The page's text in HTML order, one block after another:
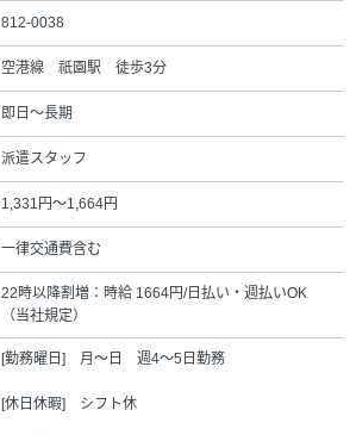
812-0038
空港線 祇園駅 徒歩3分
即日～長期
派遣スタッフ
1,331円～1,664円
一律交通費含む
22時以降割増：時給 1664円/日払い・週払いOK
（当社規定）
[勤務曜日] 月～日 週4～5日勤務
[休日休暇] シフト休